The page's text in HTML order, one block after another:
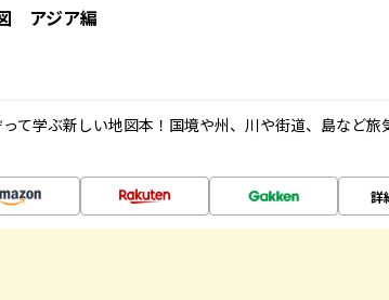
アジア編
て学ぶ新しい地図本！国境や州、川や街道、島など旅
詳